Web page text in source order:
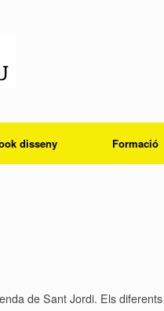
disseny Formació
de Sant Jordi. Els